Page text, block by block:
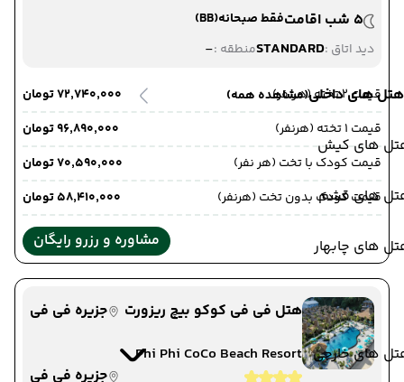
هتل های داخلی(مشاهده همه)
های کیش
های قشم
های چابهار
های خارجی
5 شب اقامت
فقط صبحانه(BB)
دید اتاق :STANDARDمنطقه :-
قیمت 2 تخته (هرنفر)
۷۲٬۷۴۰٬۰۰۰ تومان
قیمت 1 تخته (هرنفر)
۹۶٬۸۹۰٬۰۰۰ تومان
قیمت کودک با تخت (هر نفر)
۷۰٬۵۹۰٬۰۰۰ تومان
قیمت کودک بدون تخت (هرنفر)
۵۸٬۴۱۰٬۰۰۰ تومان
مشاوره و رزرو رایگان
هتل فی فی کوکو بیچ ریزورت
جزیره فی فی
Phi Phi CoCo Beach Resort
جزیره فی فی